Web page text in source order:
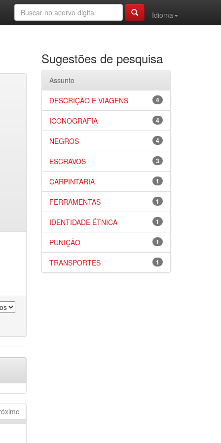
Idioma
Sugestões de pesquisa
Assunto
4
DESCRIÇÃO E VIAGENS
4
ICONOGRAFIA
4
NEGROS
3
ESCRAVOS
1
CARPINTARIA
1
FERRAMENTAS
1
IDENTIDADE ÉTNICA
1
PUNIÇÃO
1
TRANSPORTES